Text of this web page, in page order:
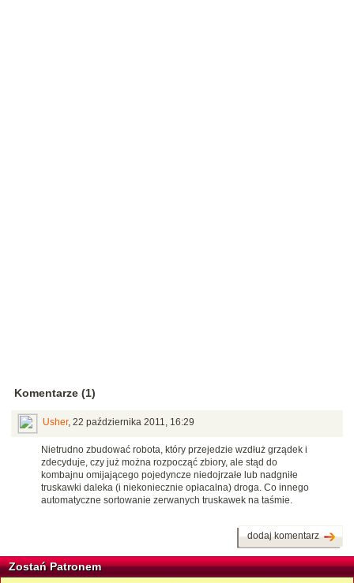
Komentarze (1)
Usher, 22 października 2011, 16:29
Nietrudno zbudować robota, który przejedzie wzdłuż grządek i
zdecyduje, czy już można rozpocząć zbiory, ale stąd do
kombajnu omijającego pojedyncze niedojrzałe lub nadgniłe
truskawki daleka (i niekoniecznie opłacalna) droga. Co innego
automatyczne sortowanie zerwanych truskawek na taśmie.
dodaj komentarz
Zostań Patronem